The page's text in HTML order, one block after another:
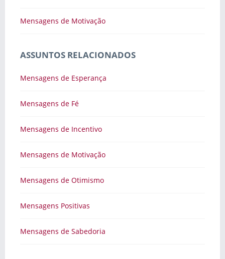
Mensagens de Motivação
ASSUNTOS RELACIONADOS
Mensagens de Esperança
Mensagens de Fé
Mensagens de Incentivo
Mensagens de Motivação
Mensagens de Otimismo
Mensagens Positivas
Mensagens de Sabedoria